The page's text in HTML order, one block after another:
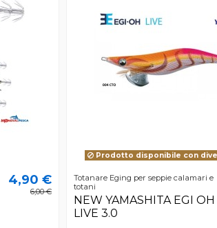
4,90 €
6,00 €
Prodotto disponibile con
Totanare Eging per seppie calamari e
totani
NEW YAMASHITA EGI OH
LIVE 3.0